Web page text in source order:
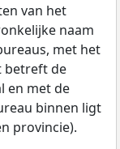
van het
naam
met het
betreft de
en met de
binnen ligt
provincie).